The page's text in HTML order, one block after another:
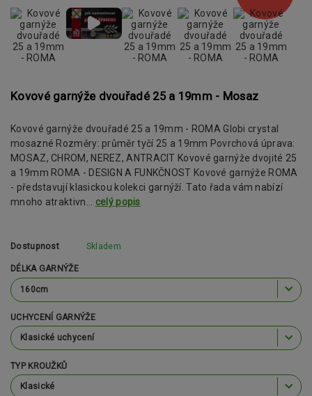
Kovové garnýže dvouřadé 25 a 19mm - Mosaz
Kovové garnýže dvouřadé 25 a 19mm - ROMA Globi crystal
mosazné Rozměry: průměr tyčí 25 a 19mm Povrchová úprava:
MOSAZ, CHROM, NEREZ, ANTRACIT Kovové garnýže dvojité 25
a 19mm ROMA - DESIGN A FUNKČNOST Kovové garnýže ROMA
- představují klasickou kolekci garnýží. Tato řada vám nabízí
mnoho atraktivn... celý popis
Dostupnost Skladem
DÉLKA GARNÝŽE
UCHYCENÍ GARNÝŽE
TYP KROUŽKŮ